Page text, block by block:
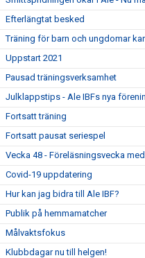
Efterlängtat besked
Träning för barn och ungdomar
Uppstart 2021
Pausad träningsverksamhet
Julklappstips - Ale IBFs nya
Fortsatt träning
Fortsatt pausat seriespel
Vecka 48 - Föreläsningsvecka
Covid-19 uppdatering
Hur kan jag bidra till Ale IBF?
Publik på hemmamatcher
Målvaktsfokus
Klubbdagar nu till helgen!